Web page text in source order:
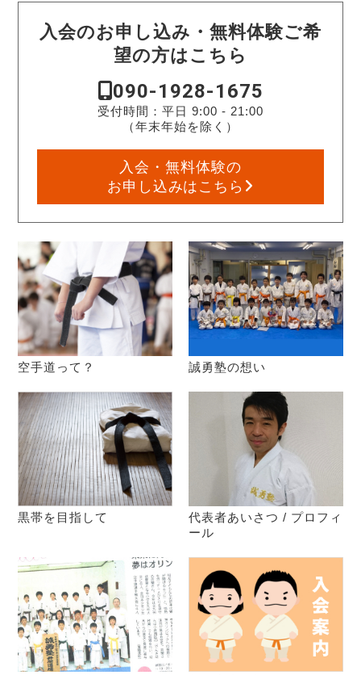
入会のお申し込み・無料体験ご希
望の方はこちら
090-1928-1675
受付時間：平日 9:00 - 21:00
（年末年始を除く）
入会・無料体験の
お申し込みはこちら
空手道って？ 誠勇塾の想い
黒帯を目指して
代表者あいさつ / プロフィ
ール